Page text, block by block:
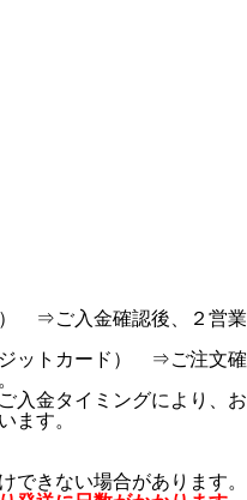
） ⇒ご入金確認後、２営業
ジットカード） ⇒ご注文確
入金タイミングにより、お
ます。
できない場合があります。